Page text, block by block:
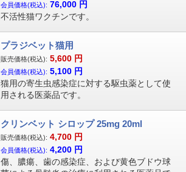
会員価格(税込): 76,000 円
不活性猫ワクチンです。
プラジベット猫用
販売価格(税込): 5,600 円
会員価格(税込): 5,100 円
猫用の寄生虫感染症に対する駆虫薬として使
用される医薬品です。
クリンベット シロップ 25mg 20ml
販売価格(税込): 4,700 円
会員価格(税込): 4,200 円
傷、膿瘍、歯の感染症、および黄色ブドウ球